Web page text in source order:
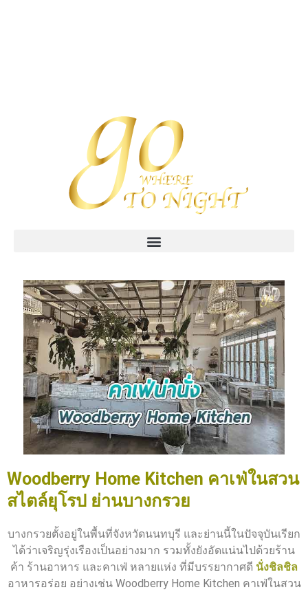
Woodberry Home Kitchen คาเฟ่ในสวน
สไตล์ยุโรป ย่านบางกรวย
บางกรวยตั้งอยู่ในพื้นที่จังหวัดนนทบุรี และย่านนี้ในปัจจุบันเรียก
ได้ว่าเจริญรุ่งเรืองเป็นอย่างมาก รวมทั้งยังอัดแน่นไปด้วยร้าน
ค้า ร้านอาหาร และคาเฟ่ หลายแห่ง ที่มีบรรยากาศดี นั่งชิลชิล
อาหารอร่อย อย่างเช่น Woodberry Home Kitchen คาเฟ่ในสวน